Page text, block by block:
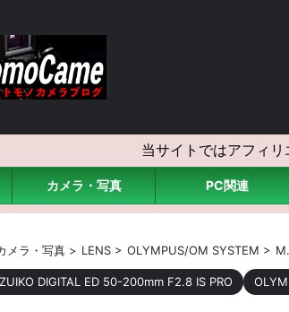
当サイトではアフィ
カメラ・写真 PC関連
メラ・写真 > LENS > OLYMPUS/OM SYSTEM >
DIGITAL ED 50-200mm F2.8 IS PRO